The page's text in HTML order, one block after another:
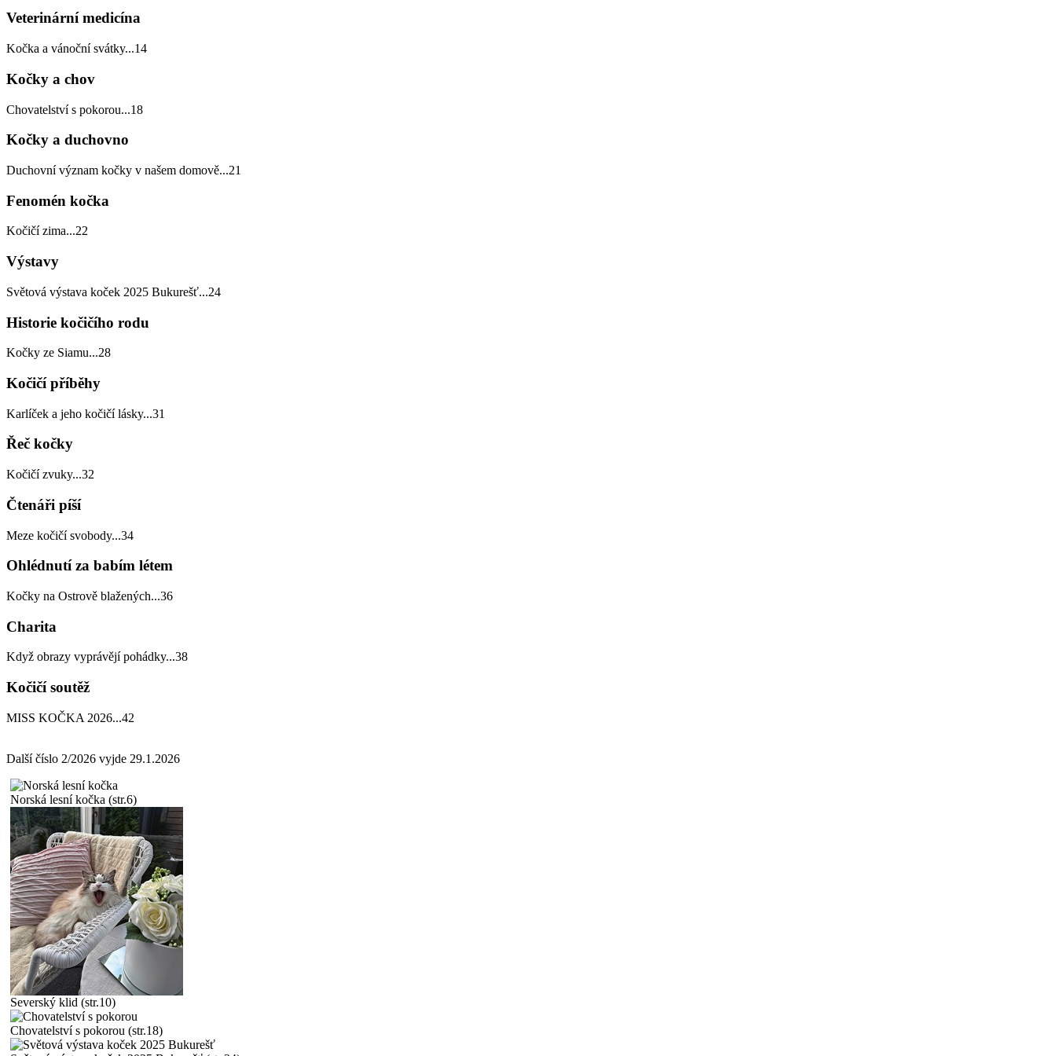
Veterinární medicína
Kočka a vánoční svátky...14
Kočky a chov
Chovatelství s pokorou...18
Kočky a duchovno
Duchovní význam kočky v našem domově...21
Fenomén kočka
Kočičí zima...22
Výstavy
Světová výstava koček 2025 Bukurešť...24
Historie kočičího rodu
Kočky ze Siamu...28
Kočičí příběhy
Karlíček a jeho kočičí lásky...31
Řeč kočky
Kočičí zvuky...32
Čtenáři píší
Meze kočičí svobody...34
Ohlédnutí za babím létem
Kočky na Ostrově blažených...36
Charita
Když obrazy vyprávějí pohádky...38
Kočičí soutěž
MISS KOČKA 2026...42
Další číslo 2/2026 vyjde 29.1.2026
Norská lesní kočka (str.6)
Severský klid (str.10)
Chovatelství s pokorou (str.18)